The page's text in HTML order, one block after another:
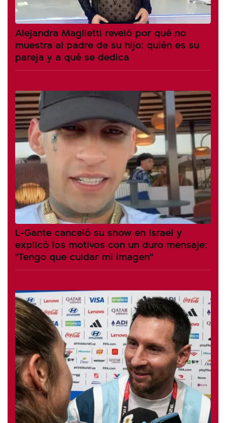
Alejandra Maglietti reveló por qué no
muestra al padre de su hijo: quién es su
pareja y a qué se dedica
L-Gante canceló su show en Israel y
explicó los motivos con un duro mensaje:
"Tengo que cuidar mi imagen"